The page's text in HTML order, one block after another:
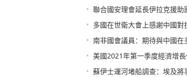
• 聯合國安理會延長伊拉克援助
• 多國在世衛大會上感謝中國對
• 南非國會議員：期待與中國在
• 美國2021年第一季度經濟增
• 蘇伊士運河堵船調查：埃及將